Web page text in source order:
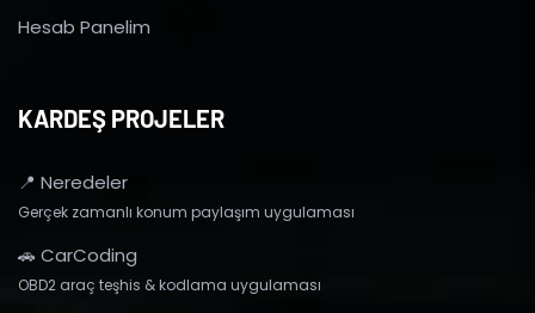
Hesab Panelim
KARDEŞ PROJELER
📍 Neredeler
Gerçek zamanlı konum paylaşım uygulaması
🚗 CarCoding
OBD2 araç teşhis & kodlama uygulaması